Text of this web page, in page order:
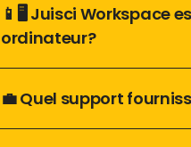
📱🖥️ Juisci Workspace
ordinateur?
💼 Quel support